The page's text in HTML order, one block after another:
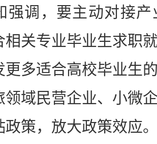
调，要主动对接产
相关专业毕业生求职
更多适合高校毕业生
领域民营企业、小微
政策，放大政策效应